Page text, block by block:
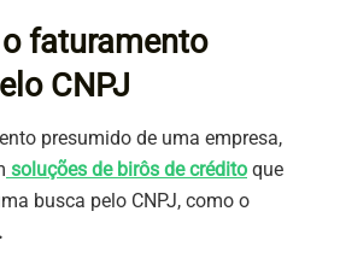
faturamento
CNPJ
presumido de uma empresa,
soluções de birôs de crédito que
busca pelo CNPJ, como o